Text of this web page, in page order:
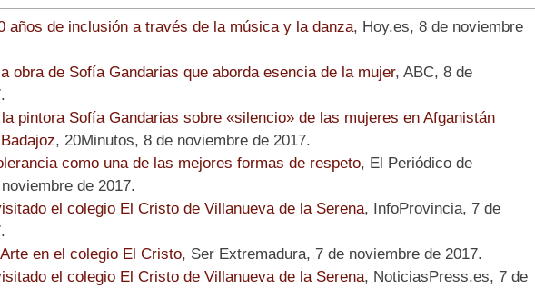
años de inclusión a través de la música y la danza, Hoy.es, 8 de noviembre
obra de Sofía Gandarias que aborda esencia de la mujer, ABC, 8 de
pintora Sofía Gandarias sobre «silencio» de las mujeres en Afganistán
, 20Minutos, 8 de noviembre de 2017.
como una de las mejores formas de respeto, El Periódico de
de 2017.
el colegio El Cristo de Villanueva de la Serena, InfoProvincia, 7 de
en el colegio El Cristo, Ser Extremadura, 7 de noviembre de 2017.
el colegio El Cristo de Villanueva de la Serena, NoticiasPress.es, 7 de